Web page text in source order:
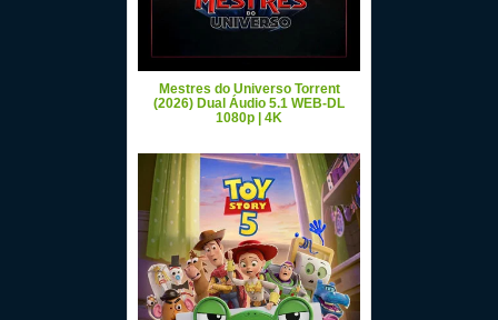
Mestres do Universo Torrent
(2026) Dual Áudio 5.1 WEB-DL
1080p | 4K